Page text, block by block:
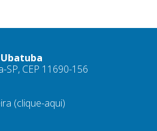
SP, CEP 11690-156
(clique-aqui)